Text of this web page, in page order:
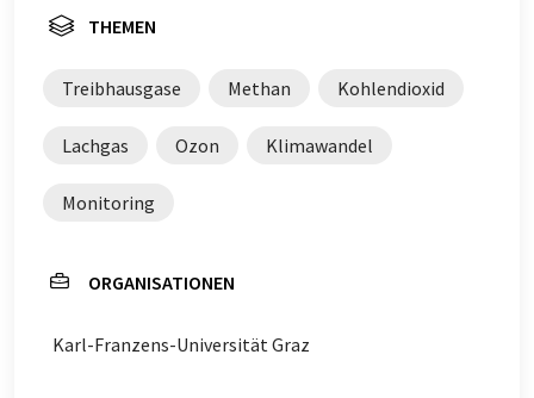
THEMEN
Treibhausgase Methan Kohlendioxid
Lachgas Ozon Klimawandel
Monitoring
ORGANISATIONEN
Karl-Franzens-Universität Graz